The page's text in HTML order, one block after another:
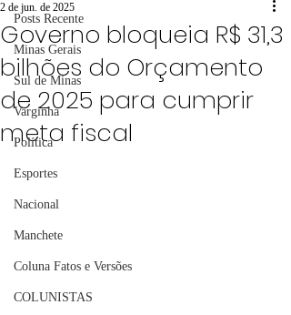
Posts Recente
Minas Gerais
Sul de Minas
Varginha
Política
Esportes
Nacional
Manchete
Coluna Fatos e Versões
COLUNISTAS
Governo bloqueia R$ 31,3
bilhões do Orçamento
de 2025 para cumprir
meta fiscal
2 de jun. de 2025